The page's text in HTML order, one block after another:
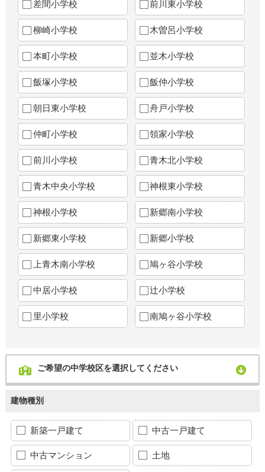
差間小学校 前川東小学校
柳崎小学校 木曽呂小学校
本町小学校 並木小学校
飯塚小学校 飯仲小学校
朝日東小学校 舟戸小学校
仲町小学校 領家小学校
前川小学校 青木北小学校
青木中央小学校 神根東小学校
神根小学校 新郷南小学校
新郷東小学校 新郷小学校
上青木南小学校 鳩ヶ谷小学校
中居小学校 辻小学校
里小学校 南鳩ヶ谷小学校
ご希望の中学校区を選択してください
建物種別
新築一戸建て 中古一戸建て
中古マンション 土地